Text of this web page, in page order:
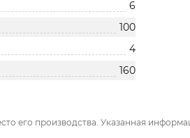
6
100
4
160
его производства. Указанная